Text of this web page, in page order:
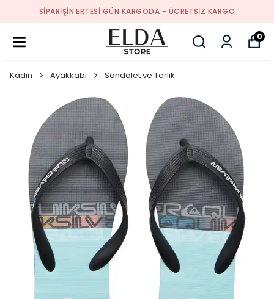
SIPARIŞIN ERTESI GÜN KARGODA - ÜCRETSIZ KARGO
0
Kadın Ayakkabı Sandalet ve Terlik